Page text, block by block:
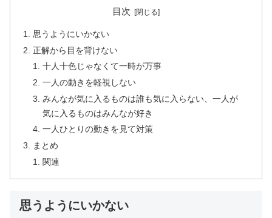
目次
思うようにいかない
正解から目を背けない
十人十色じゃなくて一時が万事
一人の動きを軽視しない
みんなが気に入るものは誰も気に入らない、一人が
気に入るものはみんなが好き
一人ひとりの動きを見て対策
まとめ
関連
思うようにいかない